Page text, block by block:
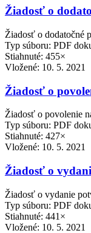
Žiadosť o
Žiadosť o dodatočné
Typ súboru: PDF
Stiahnuté: 455×
Vložené: 10. 5. 2021
Žiadosť o
Žiadosť o povolenie
Typ súboru: PDF
Stiahnuté: 427×
Vložené: 10. 5. 2021
Žiadosť o
Žiadosť o vydanie
Typ súboru: PDF
Stiahnuté: 441×
Vložené: 10. 5. 2021